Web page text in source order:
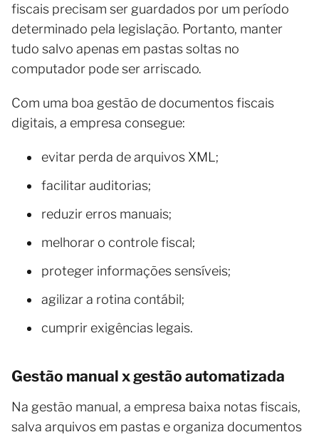
fiscais precisam ser guardados por um período
determinado pela legislação. Portanto, manter
tudo salvo apenas em pastas soltas no
computador pode ser arriscado.
Com uma boa gestão de documentos fiscais
digitais, a empresa consegue:
evitar perda de arquivos XML;
facilitar auditorias;
reduzir erros manuais;
melhorar o controle fiscal;
proteger informações sensíveis;
agilizar a rotina contábil;
cumprir exigências legais.
Gestão manual x gestão automatizada
Na gestão manual, a empresa baixa notas fiscais,
salva arquivos em pastas e organiza documentos